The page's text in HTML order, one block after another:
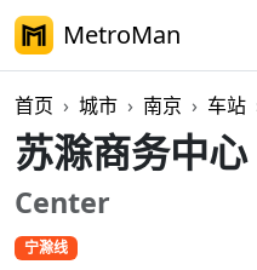
MetroMan
首页 城市 南京 车站
苏滁商务中心
Center
宁滁线